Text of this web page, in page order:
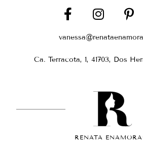
Ca. Terracota, 1, 41703, Dos
RENATA